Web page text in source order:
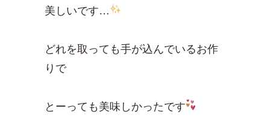
美しいです…
どれを取っても手が込んでいるお作
りで
とーっても美味しかったです